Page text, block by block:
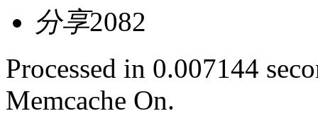
分享2082
Processed in 0.007144
Memcache On.